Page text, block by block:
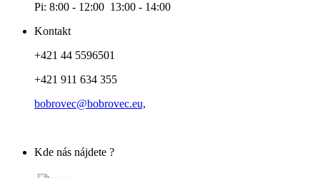
Pi: 8:00 - 12:00 13:00 - 14:00
Kontakt
+421 44 5596501
+421 911 634 355
bobrovec@bobrovec.eu,
Kde nás nájdete ?